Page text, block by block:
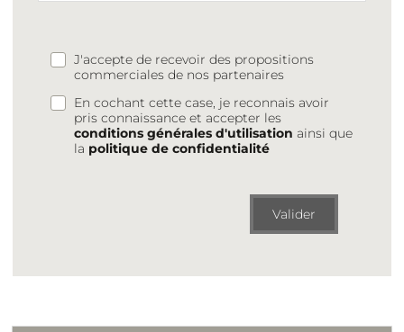
J'accepte de recevoir des propositions
commerciales de nos partenaires
En cochant cette case, je reconnais avoir
pris connaissance et accepter les
conditions générales d'utilisation ainsi que
la politique de confidentialité
Valider